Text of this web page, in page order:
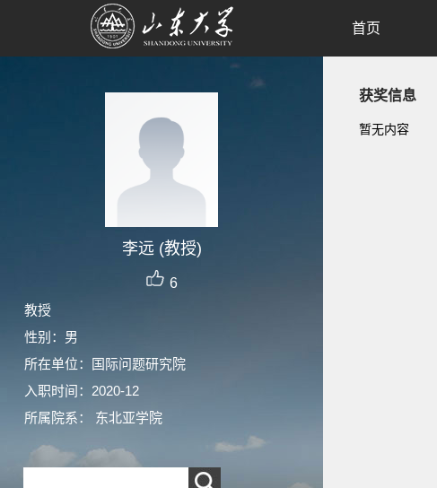
李远 (教授)
6
教授
性别：男
所在单位：国际问题研究院
入职时间：2020-12
所属院系： 东北亚学院
首页
获奖信息
暂无内容